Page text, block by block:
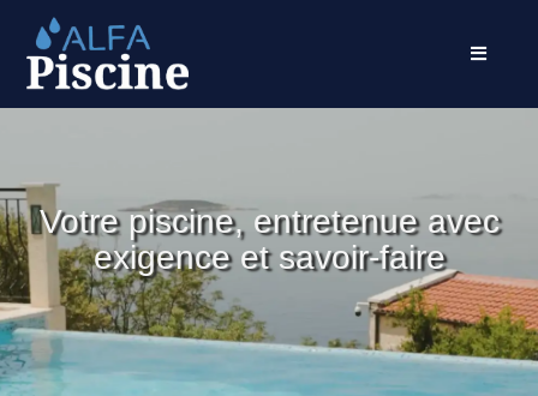
Votre piscine, entretenue avec
exigence et savoir-faire